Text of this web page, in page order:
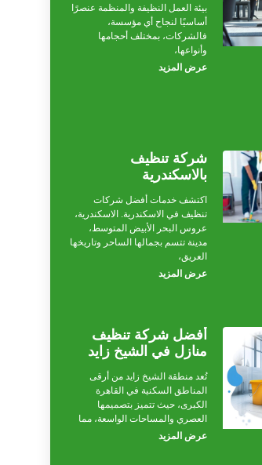
بيئة العمل النظيفة والمنظمة عنصرًا
أساسيًا لنجاح أي مؤسسة،
فالشركات، بمختلف أحجامها
وأنواعها،
عرض المزيد
شركة تنظيف
بالاسكندرية
اكتشف خدمات أفضل شركات
تنظيف في الاسكندرية. الاسكندرية،
عروس البحر الأبيض المتوسط،
مدينة تتسم بجمالها الساحر وتاريخها
العريق،
عرض المزيد
أفضل شركة تنظيف
منازل في الشيخ زايد
تُعد منطقة الشيخ زايد من أرقى
المناطق السكنية في القاهرة
الكبرى، حيث تتميز بتصميمها
العصري والمساحات الواسعة، مما
عرض المزيد